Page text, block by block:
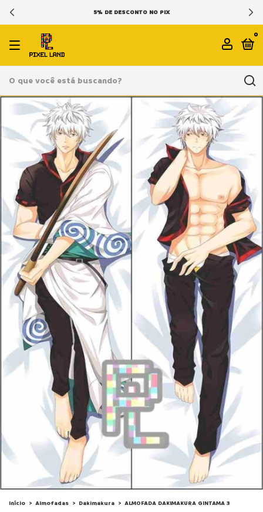
5% DE DESCONTO NO PIX
0
Início > Almofadas > Dakimakura > ALMOFADA DAKIMAKURA GINTAMA 3